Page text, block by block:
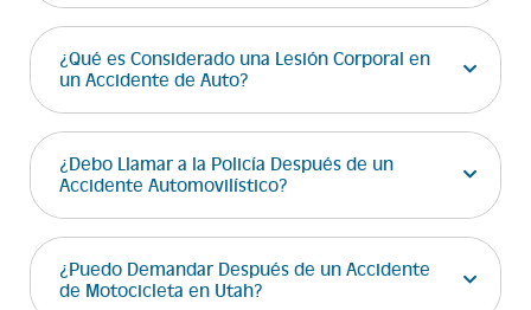
¿Qué es Considerado una Lesión Corporal en
un Accidente de Auto?
¿Debo Llamar a la Policía Después de un
Accidente Automovilístico?
¿Puedo Demandar Después de un Accidente
de Motocicleta en Utah?